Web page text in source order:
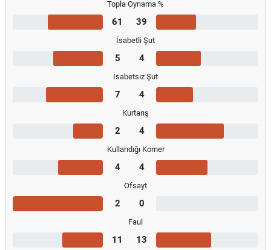
Topla Oynama %
61 39
İsabetli Şut
5 4
İsabetsiz Şut
7 4
Kurtarış
2 4
Kullandığı Korner
4 4
Ofsayt
2 0
Faul
11 13